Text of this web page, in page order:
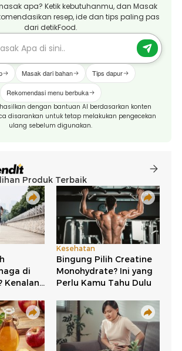
apa? Ketik kebutuhanmu, dan Masak
resep, ide dan tips paling pas
dari detikFood.
Masak dari bahan Tips dapur
Rekomendasi menu berbuka
dengan bantuan AI berdasarkan konten
disarankan untuk tetap melakukan pengecekan
ulang sebelum digunakan.